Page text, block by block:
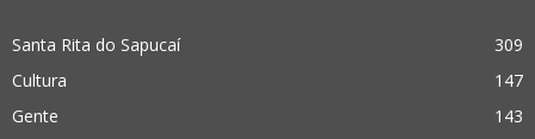
Santa Rita do Sapucaí
309
Cultura
147
Gente
143